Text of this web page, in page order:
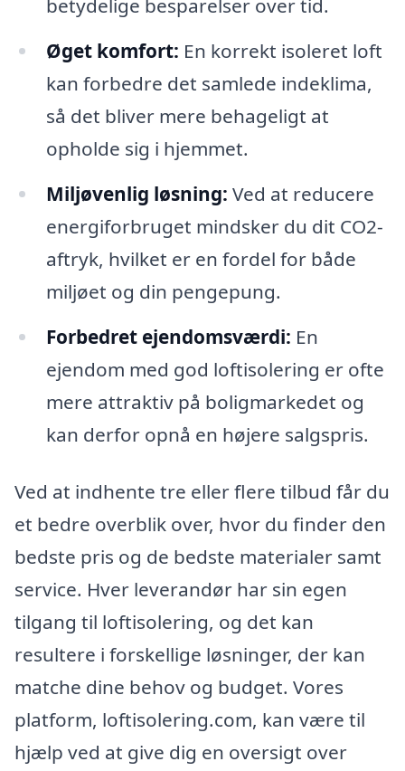
betydelige besparelser over tid.
Øget komfort: En korrekt isoleret loft
kan forbedre det samlede indeklima,
så det bliver mere behageligt at
opholde sig i hjemmet.
Miljøvenlig løsning: Ved at reducere
energiforbruget mindsker du dit CO2-
aftryk, hvilket er en fordel for både
miljøet og din pengepung.
Forbedret ejendomsværdi: En
ejendom med god loftisolering er ofte
mere attraktiv på boligmarkedet og
kan derfor opnå en højere salgspris.
Ved at indhente tre eller flere tilbud får du
et bedre overblik over, hvor du finder den
bedste pris og de bedste materialer samt
service. Hver leverandør har sin egen
tilgang til loftisolering, og det kan
resultere i forskellige løsninger, der kan
matche dine behov og budget. Vores
platform, loftisolering.com, kan være til
hjælp ved at give dig en oversigt over